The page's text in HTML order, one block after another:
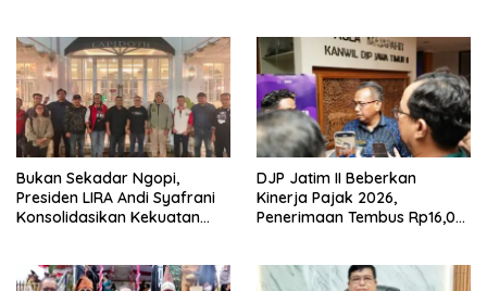
Buka suara
Bukan Sekadar Ngopi,
Presiden LIRA Andi Syafrani
Konsolidasikan Kekuatan
DJP Jatim II Beberkan
Kinerja Pajak 2026,
Penerimaan Tembus Rp16,08